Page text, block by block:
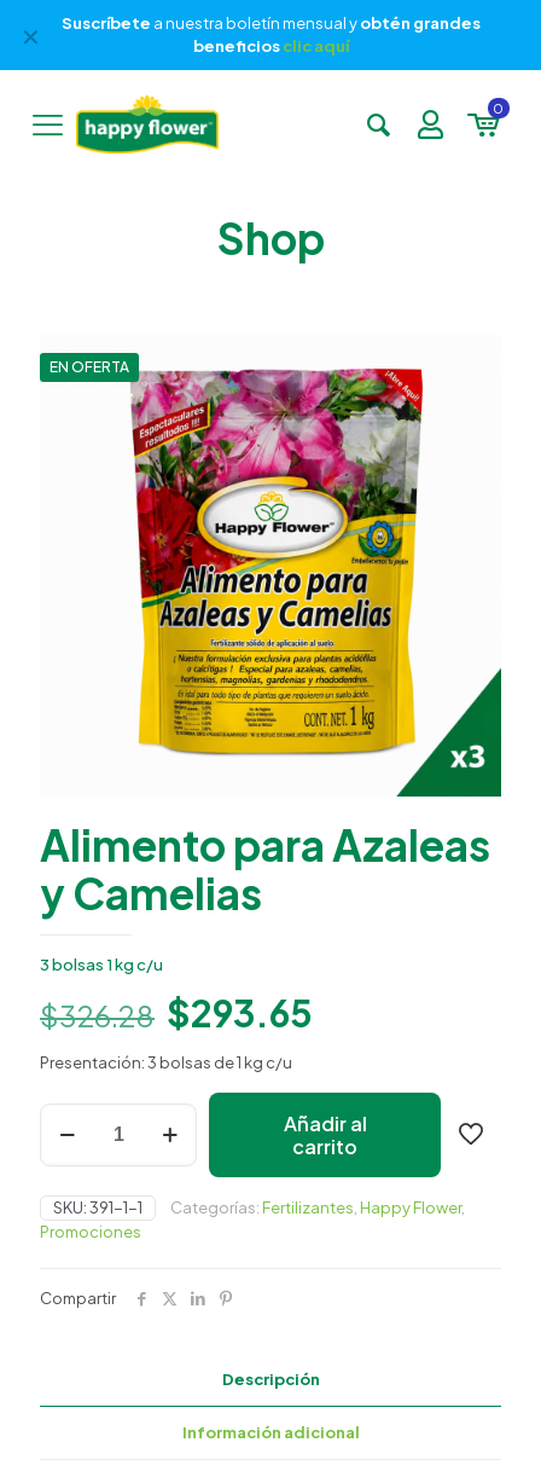
Suscríbete a nuestra boletín mensual yobtén grandes
beneficiosclic aquí
✕
0
Shop
EN OFERTA
Alimento para Azaleas
y Camelias
3 bolsas 1 kg c/u
$326.28 El
precio
original
era:
$326.28.
$293.65
actual
es:
$293.65.
Presentación: 3 bolsas de 1 kg c/u
Alimento
para
Azaleas
Camelias
3
kg
Añadir al
carrito
SKU:391-1-1 Categorías: Fertilizantes Happy Flower,
Promociones
Compartir
Descripción
Información adicional
Happy Flower
¿En qué podemos ayudarte?